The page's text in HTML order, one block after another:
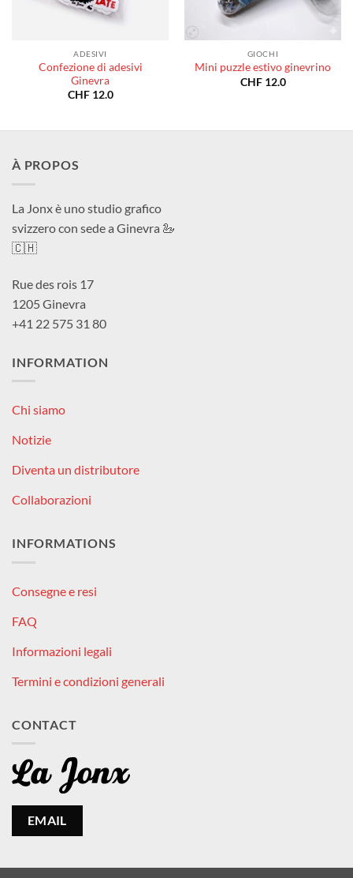
ADESIVI
Confezione di adesivi
Ginevra
CHF12.0
GIOCHI
Mini puzzle estivo ginevrino
CHF12.0
À PROPOS
La Jonx è uno studio grafico
svizzero con sede a Ginevra 🦢
🇨🇭
Rue des rois 17
1205 Ginevra
+41 22 575 31 80
INFORMATION
Chi siamo
Notizie
Diventa un distributore
Collaborazioni
INFORMATIONS
Consegne e resi
FAQ
Informazioni legali
Termini e condizioni generali
CONTACT
EMAIL